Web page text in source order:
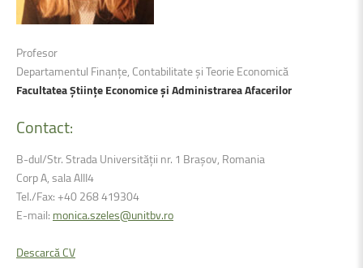
Profesor
Departamentul Finanțe, Contabilitate și Teorie Economică
Facultatea Științe Economice și Administrarea Afacerilor
Contact:
B-dul/Str. Strada Universității nr. 1 Brașov, Romania
Corp A, sala AIII4
Tel./Fax: +40 268 419304
E-mail: monica.szeles@unitbv.ro
Descarcă CV